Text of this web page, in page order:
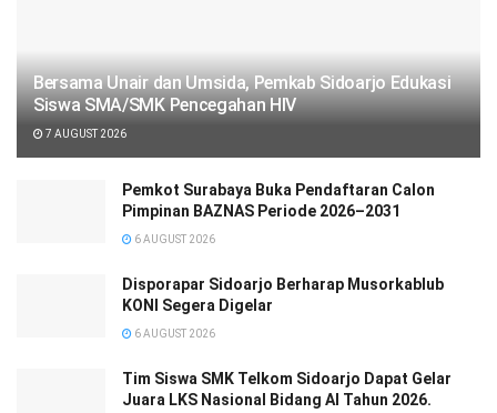
Bersama Unair dan Umsida, Pemkab Sidoarjo Edukasi
Siswa SMA/SMK Pencegahan HIV
7 AUGUST 2026
Pemkot Surabaya Buka Pendaftaran Calon
Pimpinan BAZNAS Periode 2026–2031
6 AUGUST 2026
Disporapar Sidoarjo Berharap Musorkablub
KONI Segera Digelar
6 AUGUST 2026
Tim Siswa SMK Telkom Sidoarjo Dapat Gelar
Juara LKS Nasional Bidang AI Tahun 2026.